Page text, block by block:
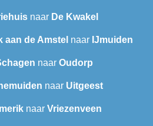
naar De Kwakel
aan de Amstel naar IJmuiden
naar Oudorp
naar Uitgeest
naar Vriezenveen